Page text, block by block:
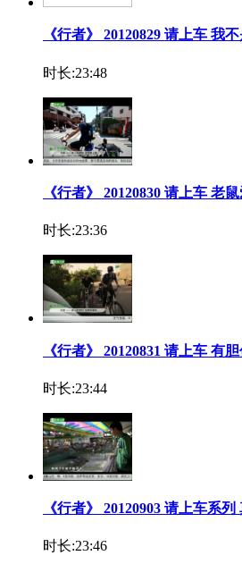
《行者》 20120829 请上车 我
时长:23:48
《行者》 20120830 请上车 老
时长:23:36
《行者》 20120831 请上车 有
时长:23:44
《行者》 20120903 请上车系
时长:23:46